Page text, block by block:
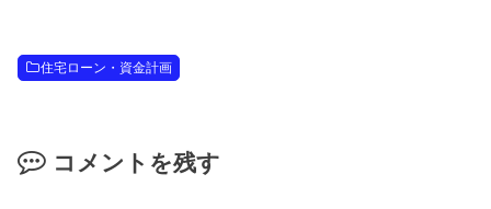
住宅ローン・資金計画
コメントを残す